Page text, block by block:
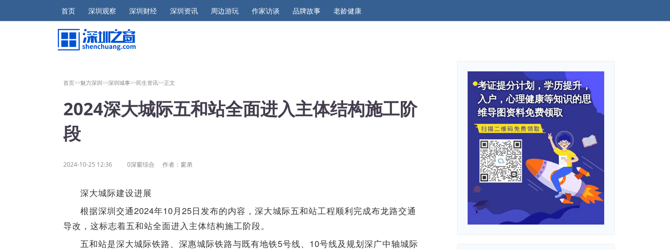
首页 深圳观察 深圳财经 深圳资讯 周边游玩 作家访谈 品牌故事 老龄健康
首页>>魅力深圳>>深圳城事>>民生资讯>>正文
2024深大城际五和站全面进入主体结构施工阶
段
2024-10-25 12:36 0深窗综合 作者：窗弟
深大城际建设进展
根据深圳交通2024年10月25日发布的内容，深大城际五和站工程顺利完成布龙路交通
导改，这标志着五和站全面进入主体结构施工阶段。
五和站是深大城际铁路、深惠城际铁路与既有地铁5号线、10号线及规划深广中轴城际
考证提分计划，学历提升，
入户，心理健康等知识的思
维导图资料免费领取